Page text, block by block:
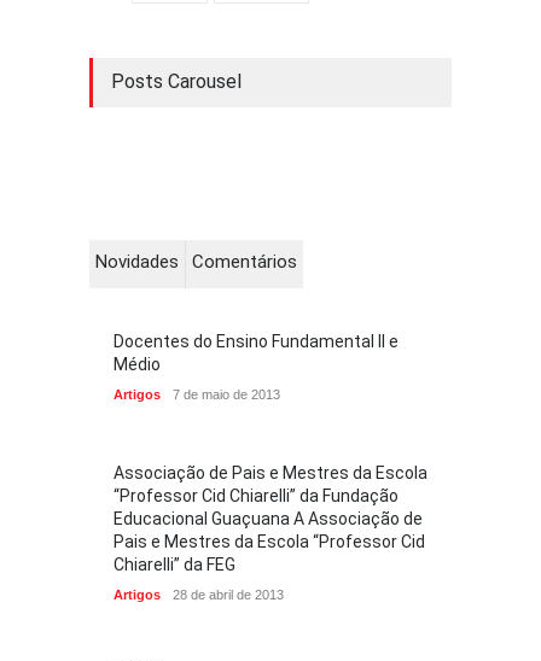
Posts Carousel
Novidades Comentários
Docentes do Ensino Fundamental II e
Médio
Artigos 7 de maio de 2013
Associação de Pais e Mestres da Escola
“Professor Cid Chiarelli” da Fundação
Educacional Guaçuana A Associação de
Pais e Mestres da Escola “Professor Cid
Chiarelli” da FEG
Artigos 28 de abril de 2013